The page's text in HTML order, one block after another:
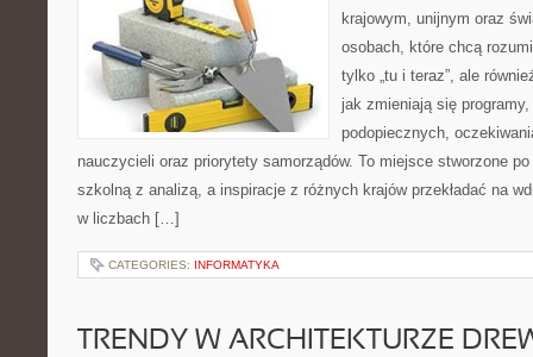
krajowym, unijnym oraz
osobach, które chcą
tylko „tu i teraz”, ale
jak zmieniają się
podopiecznych,
nauczycieli oraz priorytety samorządów. To miejsce stworzone
szkolną z analizą, a inspiracje z różnych krajów przekładać na
w liczbach […]
CATEGORIES: INFORMATYKA
TRENDY W ARCHITEKTURZE